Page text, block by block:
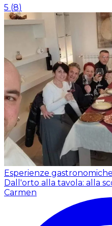
5 (8)
Esperienze gastronomiche
Dall'orto alla tavola: alla
Carmen